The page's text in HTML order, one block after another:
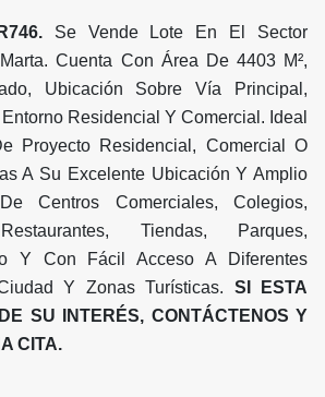
Se Vende Lote En El Sector
Cuenta Con Área De 4403 M²,
Ubicación Sobre Vía Principal,
Residencial Y Comercial. Ideal
Proyecto Residencial, Comercial O
A Su Excelente Ubicación Y Amplio
Centros Comerciales, Colegios,
Tiendas, Parques,
Y Con Fácil Acceso A Diferentes
Y Zonas Turísticas. SI ESTA
SU INTERÉS, CONTÁCTENOS Y
CITA.